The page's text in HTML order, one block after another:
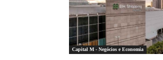
Capital M - Negócios e Economia